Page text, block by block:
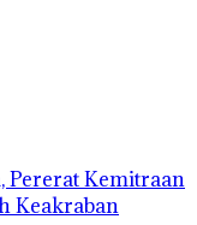
Kemitraan
Keakraban